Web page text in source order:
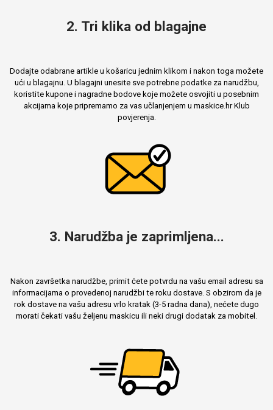
2. Tri klika od blagajne
Dodajte odabrane artikle u košaricu jednim klikom i nakon toga možete
ući u blagajnu. U blagajni unesite sve potrebne podatke za narudžbu,
koristite kupone i nagradne bodove koje možete osvojiti u posebnim
akcijama koje pripremamo za vas učlanjenjem u maskice.hr Klub
povjerenja.
3. Narudžba je zaprimljena...
Nakon završetka narudžbe, primit ćete potvrdu na vašu email adresu sa
informacijama o provedenoj narudžbi te roku dostave. S obzirom da je
rok dostave na vašu adresu vrlo kratak (3-5 radna dana), nećete dugo
morati čekati vašu željenu maskicu ili neki drugi dodatak za mobitel.